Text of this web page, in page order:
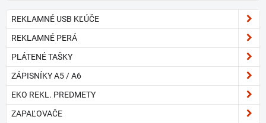
REKLAMNÉ USB KĽÚČE
REKLAMNÉ PERÁ
PLÁTENÉ TAŠKY
ZÁPISNÍKY A5 / A6
EKO REKL. PREDMETY
ZAPAĽOVAČE